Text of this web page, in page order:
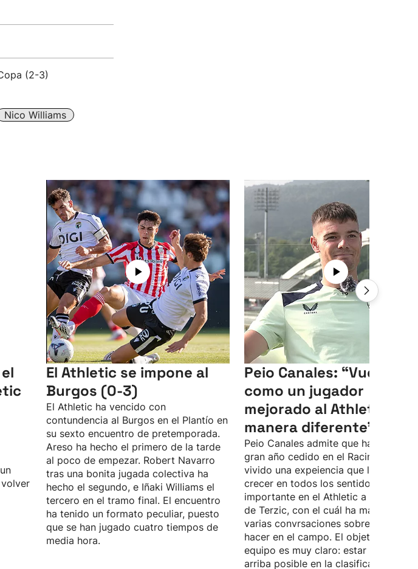
(2-3)
Nico Williams
El Athletic se impone al
Burgos (0-3)
El Athletic ha vencido con
contundencia al Burgos en el Plantío en
su sexto encuentro de pretemporada.
Areso ha hecho el primero de la tarde
al poco de empezar. Robert Navarro
tras una bonita jugada colectiva ha
hecho el segundo, e Iñaki Williams el
tercero en el tramo final. El encuentro
ha tenido un formato peculiar, puesto
que se han jugado cuatro tiempos de
media hora.
Peio Canales: “Vuelvo
como un jugador
mejorado al Athletic, de
manera diferente”
Peio Canales admite que ha pasado
gran año cedido en el Racing, donde
vivido una expeiencia que le ha
crecer en todos los sentidos. Quiere
importante en el Athletic a las
de Terzic, con el cuál ha mantenido
varias convrsaciones sobre lo que
hacer en el campo. El objetivo del
equipo es muy claro: estar lo más
arriba posible en la clasificación.